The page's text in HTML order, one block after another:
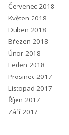
Červenec 2018
Květen 2018
Duben 2018
Březen 2018
Únor 2018
Leden 2018
Prosinec 2017
Listopad 2017
Říjen 2017
Září 2017